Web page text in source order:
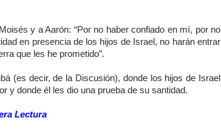
y a Aarón: “Por no haber confiado en mí, por no
en presencia de los hijos de Israel, no harán entrar
que les he prometido”.
(es decir, de la Discusión), donde los hijos de Israel
y donde él les dio una prueba de su santidad.
Lectura